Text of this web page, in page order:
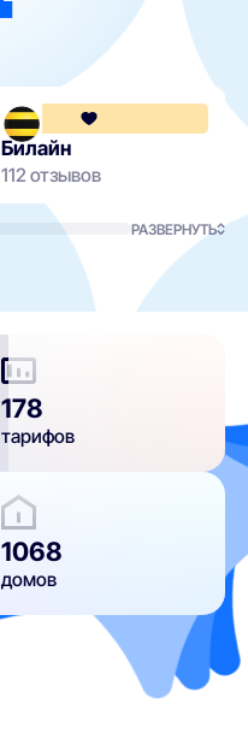
Билайн
112 отзывов
РАЗВЕРНУТЬ
178
тарифов
1068
домов